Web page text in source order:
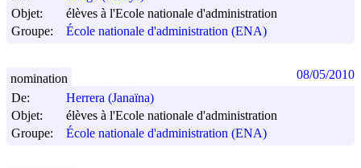
Objet:
élèves à l'Ecole nationale d'administration
Groupe:
École nationale d'administration (ENA)
De:
Herrera (Janaïna)
Objet:
élèves à l'Ecole nationale d'administration
Groupe:
École nationale d'administration (ENA)
nomination 08/05/2010